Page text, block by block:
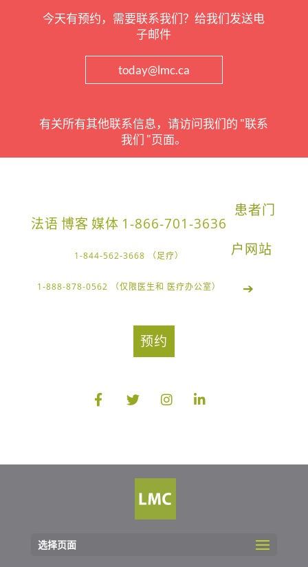
今天有预约，需要联系我们？给我们发送电
子邮件
today@lmc.ca
有关所有其他联系信息，请访问我们的 "联系
我们 "页面。
法语博客 媒体 1-866-701-3636
1-844-562-3668 （足疗）
1-888-878-0562 （仅限医生和 医疗办公室）
患者门
户网站
➔
预约
选择页面